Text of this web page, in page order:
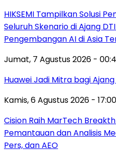
HIKSEMI Tampilkan Solusi
Seluruh Skenario di Ajang
Pengembangan AI di Asia
Jumat, 7 Agustus 2026 -
Huawei Jadi Mitra bagi Ajang
Kamis, 6 Agustus 2026 -
Cision Raih MarTech
Pemantauan dan Analisis
Pers, dan AEO